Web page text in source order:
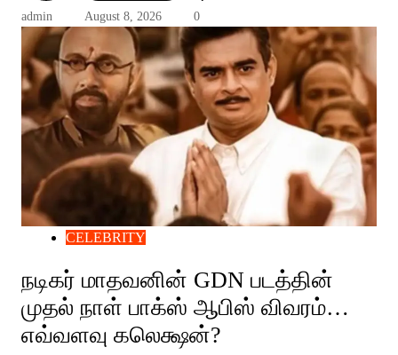
admin August 8, 2026 0
CELEBRITY
நடிகர் மாதவனின் GDN படத்தின்
முதல் நாள் பாக்ஸ் ஆபிஸ் விவரம்…
எவ்வளவு கலெக்ஷன்?